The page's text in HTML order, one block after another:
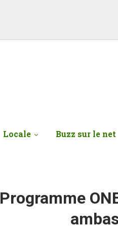
Locale Buzz sur le net
Programme